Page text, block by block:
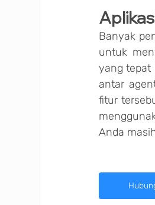
Banyak
untuk
yang tepat
antar
fitur
Anda